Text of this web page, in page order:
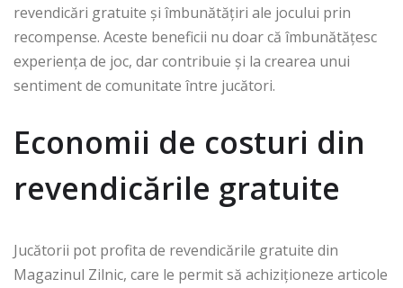
revendicări gratuite și îmbunătățiri ale jocului prin
recompense. Aceste beneficii nu doar că îmbunătățesc
experiența de joc, dar contribuie și la crearea unui
sentiment de comunitate între jucători.
Economii de costuri din
revendicările gratuite
Jucătorii pot profita de revendicările gratuite din
Magazinul Zilnic, care le permit să achiziționeze articole